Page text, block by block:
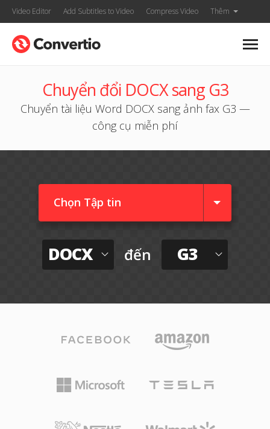
Video Editor Add Subtitles to Video Compress Video Thêm
Chuyển đổi DOCX sang G3
Chuyển tài liệu Word DOCX sang ảnh fax G3 —
công cụ miễn phí
Chọn Tập tin
DOCX đến G3